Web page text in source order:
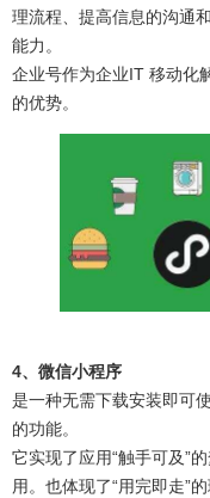
理流程、提高信息的沟通
能力。
企业号作为企业IT 移动化
的优势。
4、微信小程序
是一种无需下载安装即可
的功能。
它实现了应用“触手可及”
用。也体现了“用完即走”